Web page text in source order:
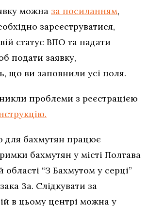
можна за посиланням,
зареєструватися,
статус ВПО та надати
подати заявку,
що ви заповнили усі поля.
проблеми з реєстрацією
для бахмутян працює
бахмутян у місті Полтава
області “З Бахмутом у серці”
3а. Слідкувати за
в цьому центрі можна у